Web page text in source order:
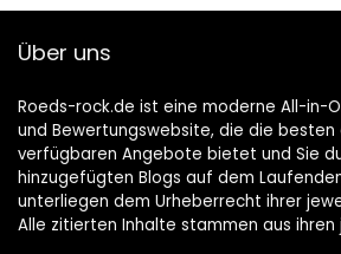
Über uns
Roeds-rock.de ist eine moderne All-in-
und Bewertungswebsite, die die besten
verfügbaren Angebote bietet und Sie
hinzugefügten Blogs auf dem
unterliegen dem Urheberrecht ihrer
Alle zitierten Inhalte stammen aus ihren